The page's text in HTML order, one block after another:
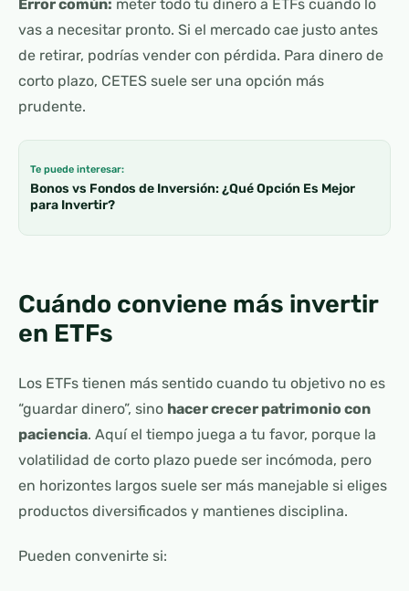
Error común: meter todo tu dinero a ETFs cuando lo
vas a necesitar pronto. Si el mercado cae justo antes
de retirar, podrías vender con pérdida. Para dinero de
corto plazo, CETES suele ser una opción más
prudente.
Te puede interesar:
Bonos vs Fondos de Inversión: ¿Qué Opción Es Mejor
para Invertir?
Cuándo conviene más invertir
en ETFs
Los ETFs tienen más sentido cuando tu objetivo no es
“guardar dinero”, sino hacer crecer patrimonio con
paciencia. Aquí el tiempo juega a tu favor, porque la
volatilidad de corto plazo puede ser incómoda, pero
en horizontes largos suele ser más manejable si eliges
productos diversificados y mantienes disciplina.
Pueden convenirte si: